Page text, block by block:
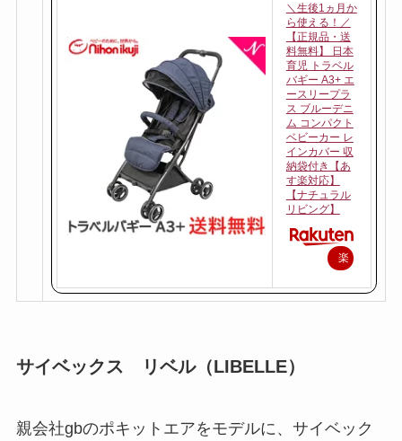
＼生後1ヵ月か
ら使える！／
【正規品・送
料無料】 日本
育児 トラベル
バギー A3+ エ
ースリープラ
ス ブルーデニ
ム コンパクト
ベビーカー レ
インカバー 収
納袋付き【あ
す楽対応】
【ナチュラル
リビング】
楽
サイベックス リベル（LIBELLE）
親会社gbのポキットエアをモデルに、サイベック